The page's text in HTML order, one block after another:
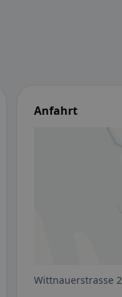
Anfahrt
Wittnauerstrasse